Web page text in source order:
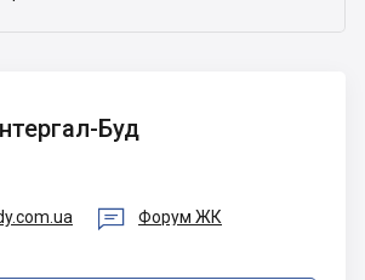
Буд
 Форум ЖК